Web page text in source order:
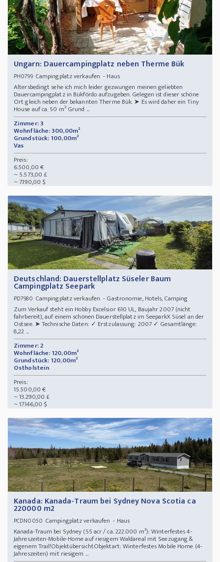
Ungarn: Dauercampingplatz neben Therme Bük
PH0799Campingplatz verkaufen - Haus
Altersbedingt sehe ich mich leider gezwungen meinen geliebten
Dauercampingplatz in Bükfördo aufzugeben. Gelegen ist dieser schöne
Ort gleich neben der bekannten Therme Bük. ➤ Es wird daher ein Tiny
House auf ca. 50 m² Grund ...
Zimmer: 3
Wohnfläche: 300,00m²
Grundstück: 100,00m²
Vas
Preis:
6.500,00 €
~ 5.573,00 £
~ 7.190,00 $
Deutschland: Dauerstellplatz Süseler Baum
Campingplatz Seepark
PD7980 Campingplatz verkaufen - Gastronomie, Hotels, Camping
Zum Verkauf steht ein Hobby Excelsior 610 UL, Baujahr 2007 (nicht
fahrbereit), auf einem schönen Dauerstellplatz im SeeparkX Süsel an der
Ostsee. ➤ Technische Daten: ✓ Erstzulassung: 2007 ✓ Gesamtlänge:
8,22 ...
Zimmer: 2
Wohnfläche: 120,00m²
Grundstück: 120,00m²
Ostholstein
Preis:
15.500,00 €
~ 13.290,00 £
~ 17.146,00 $
Kanada: Kanada-Traum bei Sydney Nova Scotia ca
220000 m2
PCDN0050 Campingplatz verkaufen - Haus
Kanada-Traum bei Sydney (55 acr / ca. 222.000 m²): Winterfestes 4-
Jahreszeiten-Mobile-Home auf riesigem Waldareal mit Seezugang &
eigenem Trail!ObjektübersichtObjektart: Winterfestes Mobile Home (4-
Jahreszeiten) mit riesigem ...